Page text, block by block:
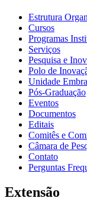
Estrutura
Cursos
Programas
Serviços
Pesquisa e
Polo de
Unidade
Pós-Graduação
Eventos
Documentos
Editais
Comitês e
Câmara de
Contato
Perguntas
Extensão